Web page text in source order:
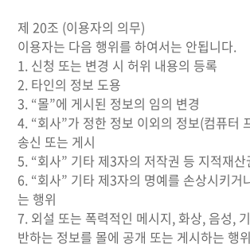
제 20조 (이용자의 의무)
이용자는 다음 행위를 하여서는 안됩니다.
1. 신청 또는 변경 시 허위 내용의 등록
2. 타인의 정보 도용
3. “몰”에 게시된 정보의 임의 변경
4. “회사”가 정한 정보 이외의 정보(컴퓨터
송신 또는 게시
5. “회사” 기타 제3자의 저작권 등 지적재산
6. “회사” 기타 제3자의 명예를 손상시키거
는 행위
7. 외설 또는 폭력적인 메시지, 화상, 음성,
반하는 정보를 몰에 공개 또는 게시하는 행위